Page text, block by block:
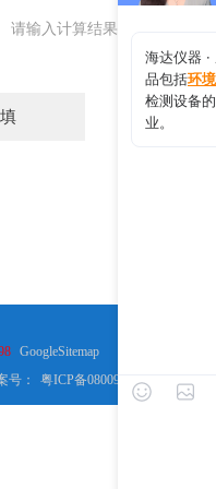
请输入计算结果（填写阿拉伯
GoogleSitemap
号： 粤ICP备08009758号